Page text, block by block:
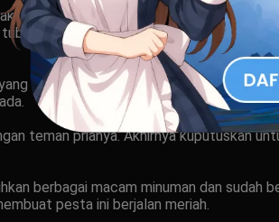
sesuatu tentang betapa terbukanya
isteriku, apa salahnya dengan itu?
kubawa sedangkan Dayu berjalan
teman prianya. Akhirnya kuputuskan
berbagai macam minuman dan sudah
pesta ini berjalan meriah.